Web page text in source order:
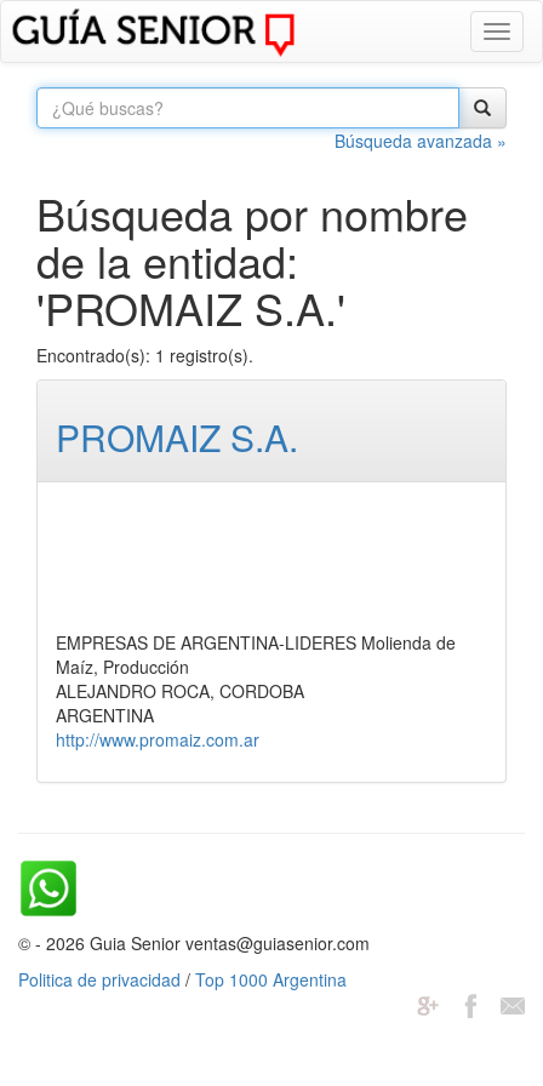
Búsqueda avanzada »
Búsqueda por nombre
de la entidad:
'PROMAIZ S.A.'
Encontrado(s): 1 registro(s).
PROMAIZ S.A.
EMPRESAS DE ARGENTINA-LIDERES Molienda de
Maíz, Producción
ALEJANDRO ROCA, CORDOBA
ARGENTINA
http://www.promaiz.com.ar
© - 2026 Guia Senior ventas@guiasenior.com
Politica de privacidad / Top 1000 Argentina